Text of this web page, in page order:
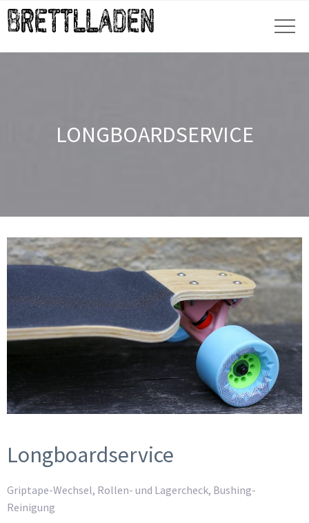
LONGBOARDSERVICE
Longboardservice
Griptape-Wechsel, Rollen- und Lagercheck, Bushing-
Reinigung